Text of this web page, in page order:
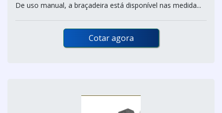
De uso manual, a braçadeira está disponível nas medida...
Cotar agora